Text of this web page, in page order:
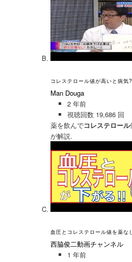
コレステロール値が高いと病気?
Man Douga
2 年前
視聴回数 19,686 回
薬を飲んでコレステロール
が解説.
血圧とコレステロール値を薬な
西脇俊二動画チャンネル
1 年前